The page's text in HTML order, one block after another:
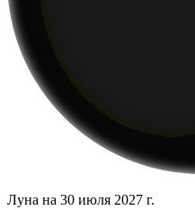
Луна на 30 июля 2027 г.